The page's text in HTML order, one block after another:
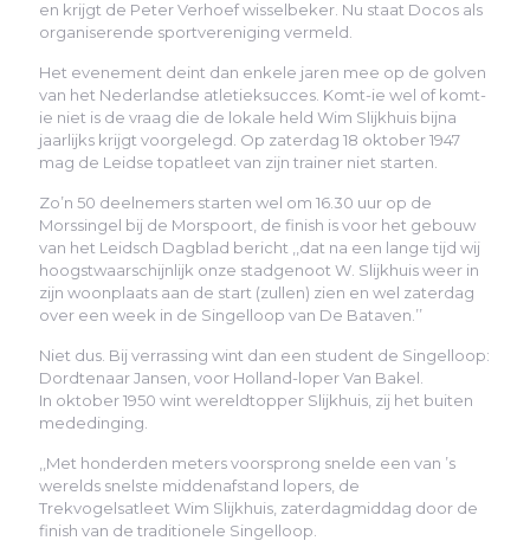
en krijgt de Peter Verhoef wisselbeker. Nu staat Docos als
organiserende sportvereniging vermeld.
Het evenement deint dan enkele jaren mee op de golven
van het Nederlandse atletieksucces. Komt-ie wel of komt-
ie niet is de vraag die de lokale held Wim Slijkhuis bijna
jaarlijks krijgt voorgelegd. Op zaterdag 18 oktober 1947
mag de Leidse topatleet van zijn trainer niet starten.
Zo’n 50 deelnemers starten wel om 16.30 uur op de
Morssingel bij de Morspoort, de finish is voor het gebouw
van het Leidsch Dagblad bericht ,,dat na een lange tijd wij
hoogstwaarschijnlijk onze stadgenoot W. Slijkhuis weer in
zijn woonplaats aan de start (zullen) zien en wel zaterdag
over een week in de Singelloop van De Bataven.’’
Niet dus. Bij verrassing wint dan een student de Singelloop:
Dordtenaar Jansen, voor Holland-loper Van Bakel.
In oktober 1950 wint wereldtopper Slijkhuis, zij het buiten
mededinging.
,,Met honderden meters voorsprong snelde een van ’s
werelds snelste middenafstand lopers, de
Trekvogelsatleet Wim Slijkhuis, zaterdagmiddag door de
finish van de traditionele Singelloop.